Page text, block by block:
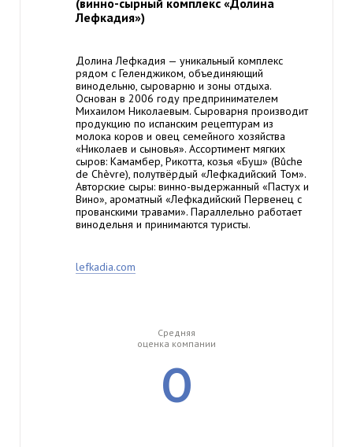
(винно-сырный комплекс «Долина
Лефкадия»)
Долина Лефкадия — уникальный комплекс
рядом с Геленджиком, объединяющий
винодельню, сыроварню и зоны отдыха.
Основан в 2006 году предпринимателем
Михаилом Николаевым. Сыроварня производит
продукцию по испанским рецептурам из
молока коров и овец семейного хозяйства
«Николаев и сыновья». Ассортимент мягких
сыров: Камамбер, Рикотта, козья «Буш» (Bûche
de Chèvre), полутвёрдый «Лефкадийский Том».
Авторские сыры: винно-выдержанный «Пастух и
Вино», ароматный «Лефкадийский Первенец с
прованскими травами». Параллельно работает
винодельня и принимаются туристы.
lefkadia.com
Средняя
оценка компании
0